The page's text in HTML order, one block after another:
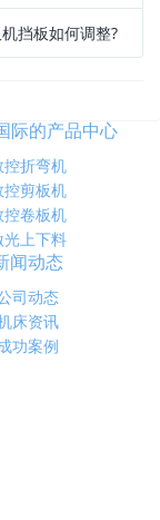
挡板如何调整?
际的产品中心
控折弯机
控剪板机
控卷板机
光上下料
闻动态
司动态
床资讯
功案例